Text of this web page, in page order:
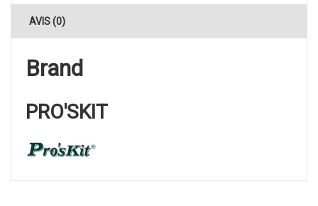
AVIS (0)
Brand
PRO'SKIT